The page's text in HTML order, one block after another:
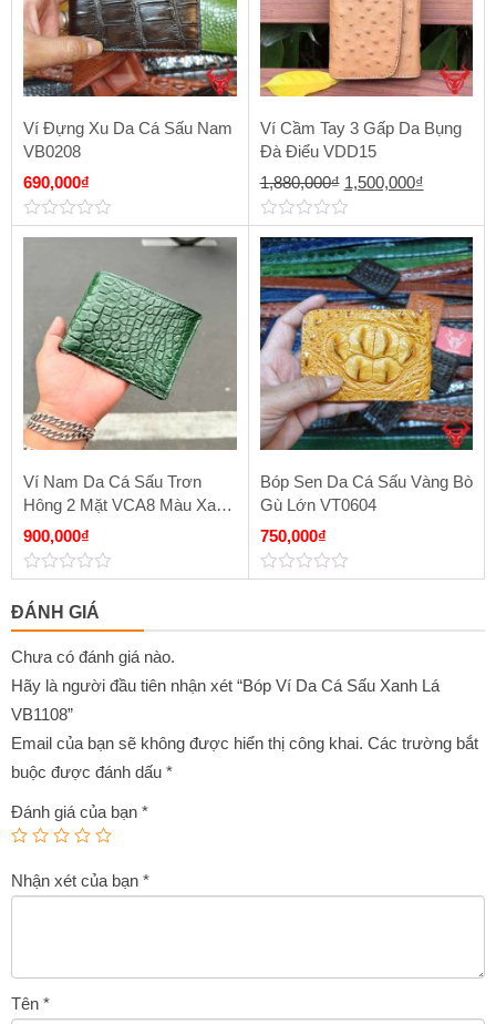
Ví Đựng Xu Da Cá Sấu Nam
VB0208
690,000₫
0
Ví Cầm Tay 3 Gấp Da Bụng
Đà Điểu VDD15
1,880,000₫ Giá
gốc
là:
1,880,000₫.
1,500,000₫Giá
tại
là:
0
out
of
5
Ví Nam Da Cá Sấu Trơn
Hông 2 Mặt VCA8 Màu Xanh
Lục
900,000₫
0
out
of
5
Bóp Sen Da Cá Sấu Vàng Bò
Gù Lớn VT0604
750,000₫
0
5
ĐÁNH GIÁ
Chưa có đánh giá nào.
Hãy là người đầu tiên nhận xét “Bóp Ví Da Cá Sấu Xanh Lá
VB1108”
Email của bạn sẽ không được hiển thị công khai. Các trường bắt
buộc được đánh dấu *
Đánh giá của bạn *
Nhận xét của bạn *
Tên *